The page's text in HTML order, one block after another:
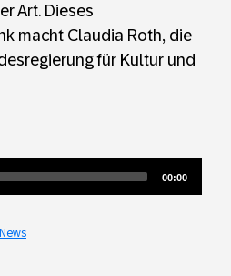
Art. Dieses
macht Claudia Roth, die
für Kultur und
Total
00:00